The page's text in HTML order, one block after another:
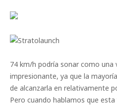
74 km/h podría sonar como una
impresionante, ya que la
de alcanzarla en relativamente
Pero cuando hablamos que